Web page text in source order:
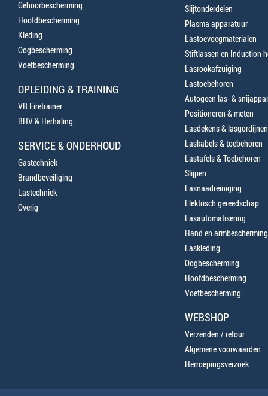
Gehoorbescherming
Hoofdbescherming
Kleding
Oogbescherming
Voetbescherming
OPLEIDING & TRAINING
VR Firetrainer
BHV & Herhaling
SERVICE & ONDERHOUD
Gastechniek
Brandbeveiliging
Lastechniek
Overig
Slijtonderdelen
Plasma apparatuur
Lastoevoegmaterialen
Stiftlassen en Induction
Lasrookafzuiging
Lastoebehoren
Autogeen las- &
Positioneren & meten
Lasdekens & lasgordijnen
Laskabels & toebehoren
Lastafels & Toebehoren
Slijpen
Lasnaadreiniging
Elektrisch gereedschap
Lasautomatisering
Hand en armbescherming
Laskleding
Oogbescherming
Hoofdbescherming
Voetbescherming
WEBSHOP
Verzenden / retour
Algemene voorwaarden
Herroepingsverzoek